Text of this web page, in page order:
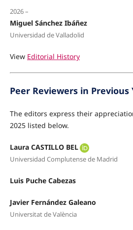
2026 –
Miguel Sánchez Ibáñez
Universidad de Valladolid
View Editorial History
Peer Reviewers in Previous
The editors express their
2025 listed below.
Laura CASTILLO BEL
Universidad Complutense de Madrid
Luis Puche Cabezas
Javier Fernández Galeano
Universitat de València